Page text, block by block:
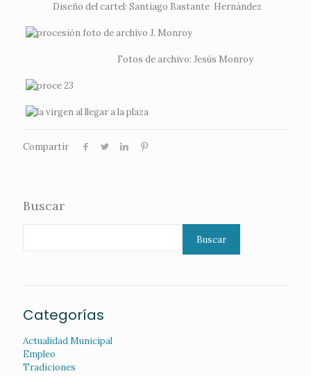
Diseño del cartel: Santiago Bastante Hernández
Fotos de archivo: Jesús Monroy
Compartir
Buscar
Buscar
Categorías
Actualidad Municipal
Empleo
Tradiciones